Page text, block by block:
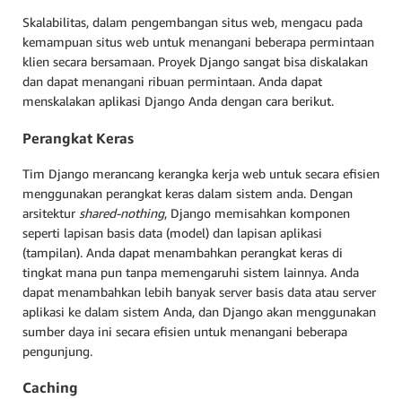
Skalabilitas, dalam pengembangan situs web, mengacu pada
kemampuan situs web untuk menangani beberapa permintaan
klien secara bersamaan. Proyek Django sangat bisa diskalakan
dan dapat menangani ribuan permintaan. Anda dapat
menskalakan aplikasi Django Anda dengan cara berikut.
Perangkat Keras
Tim Django merancang kerangka kerja web untuk secara efisien
menggunakan perangkat keras dalam sistem anda. Dengan
arsitektur shared-nothing, Django memisahkan komponen
seperti lapisan basis data (model) dan lapisan aplikasi
(tampilan). Anda dapat menambahkan perangkat keras di
tingkat mana pun tanpa memengaruhi sistem lainnya. Anda
dapat menambahkan lebih banyak server basis data atau server
aplikasi ke dalam sistem Anda, dan Django akan menggunakan
sumber daya ini secara efisien untuk menangani beberapa
pengunjung.
Caching